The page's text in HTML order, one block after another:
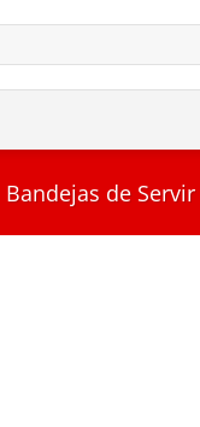
Bandejas de Servir